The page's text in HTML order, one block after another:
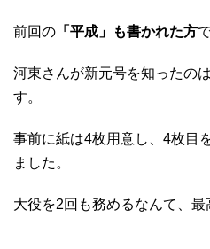
前回の 「平成」も書かれた方
河東さんが新元号を知ったの
す。
事前に紙は4枚用意し、4枚目
ました。
大役を2回も務めるなんて、最